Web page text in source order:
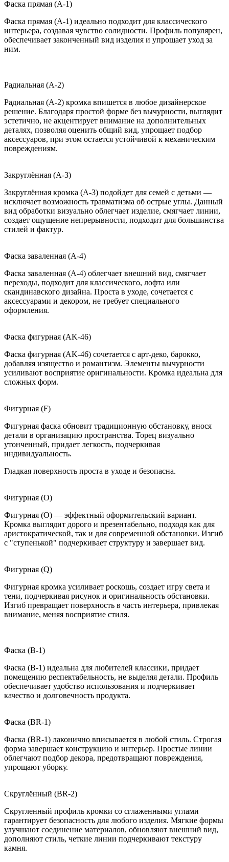
Фаска прямая (A-1)
Фаска прямая (A-1) идеально подходит для классического
интерьера, создавая чувство солидности. Профиль популярен,
обеспечивает законченный вид изделия и упрощает уход за
ним.
Радиальная (A-2)
Радиальная (A-2) кромка впишется в любое дизайнерское
решение. Благодаря простой форме без вычурности, выглядит
эстетично, не акцентирует внимание на дополнительных
деталях, позволяя оценить общий вид, упрощает подбор
аксессуаров, при этом остается устойчивой к механическим
повреждениям.
Закруглённая (A-3)
Закруглённая кромка (A-3) подойдет для семей с детьми —
исключает возможность травматизма об острые углы. Данный
вид обработки визуально облегчает изделие, смягчает линии,
создает ощущение непрерывности, подходит для большинства
стилей и фактур.
Фаска заваленная (A-4)
Фаска заваленная (A-4) облегчает внешний вид, смягчает
переходы, подходит для классического, лофта или
скандинавского дизайна. Проста в уходе, сочетается с
аксессуарами и декором, не требует специального
оформления.
Фаска фигурная (AK-46)
Фаска фигурная (AK-46) сочетается с арт-деко, барокко,
добавляя изящество и романтизм. Элементы вычурности
усиливают восприятие оригинальности. Кромка идеальна для
сложных форм.
Фигурная (F)
Фигурная фаска обновит традиционную обстановку, внося
детали в организацию пространства. Торец визуально
утонченный, придает легкость, подчеркивая
индивидуальность.
Гладкая поверхность проста в уходе и безопасна.
Фигурная (O)
Фигурная (O) — эффектный оформительский вариант.
Кромка выглядит дорого и презентабельно, подходя как для
аристократической, так и для современной обстановки. Изгиб
с "ступенькой" подчеркивает структуру и завершает вид.
Фигурная (Q)
Фигурная кромка усиливает роскошь, создает игру света и
тени, подчеркивая рисунок и оригинальность обстановки.
Изгиб превращает поверхность в часть интерьера, привлекая
внимание, меняя восприятие стиля.
Фаска (B-1)
Фаска (B-1) идеальна для любителей классики, придает
помещению респектабельность, не выделяя детали. Профиль
обеспечивает удобство использования и подчеркивает
качество и долговечность продукта.
Фаска (BR-1)
Фаска (BR-1) лаконично вписывается в любой стиль. Строгая
форма завершает конструкцию и интерьер. Простые линии
облегчают подбор декора, предотвращают повреждения,
упрощают уборку.
Скруглённый (BR-2)
Скругленный профиль кромки со сглаженными углами
гарантирует безопасность для любого изделия. Мягкие формы
улучшают соединение материалов, обновляют внешний вид,
дополняют стиль, четкие линии подчеркивают текстуру
камня.